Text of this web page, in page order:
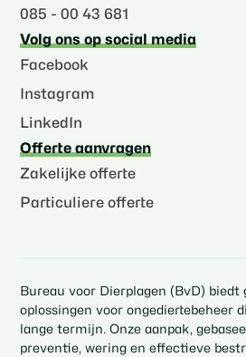
085 - 00 43 681
Volg ons op social media
Facebook
Instagram
LinkedIn
Offerte aanvragen
Zakelijke offerte
Particuliere offerte
Bureau voor Dierplagen (BvD) biedt
oplossingen voor ongediertebeheer
lange termijn. Onze aanpak,
preventie, wering en effectieve